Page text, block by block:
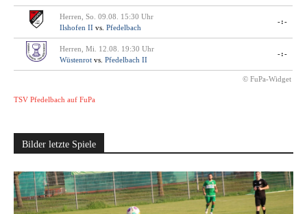
Herren, So. 09.08. 15:30 Uhr
Ilshofen II vs. Pfedelbach
-:-
Herren, Mi. 12.08. 19:30 Uhr
Wüstenrot vs. Pfedelbach II
-:-
© FuPa-Widget
TSV Pfedelbach auf FuPa
Bilder letzte Spiele